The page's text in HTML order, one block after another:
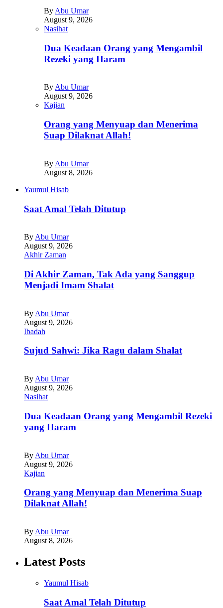
By Abu Umar
August 9, 2026
Nasihat
Dua Keadaan Orang yang Mengambil
Rezeki yang Haram
By Abu Umar
August 9, 2026
Kajian
Orang yang Menyuap dan Menerima
Suap Dilaknat Allah!
By Abu Umar
August 8, 2026
Yaumul Hisab
Saat Amal Telah Ditutup
By Abu Umar
August 9, 2026
Akhir Zaman
Di Akhir Zaman, Tak Ada yang Sanggup
Menjadi Imam Shalat
By Abu Umar
August 9, 2026
Ibadah
Sujud Sahwi: Jika Ragu dalam Shalat
By Abu Umar
August 9, 2026
Nasihat
Dua Keadaan Orang yang Mengambil Rezeki
yang Haram
By Abu Umar
August 9, 2026
Kajian
Orang yang Menyuap dan Menerima Suap
Dilaknat Allah!
By Abu Umar
August 8, 2026
Latest Posts
Yaumul Hisab
Saat Amal Telah Ditutup